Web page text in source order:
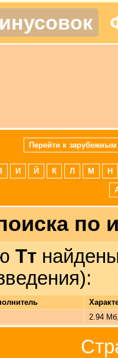
Перейти к зарубежным
И Й К Л М Н
по
Тт
2.94